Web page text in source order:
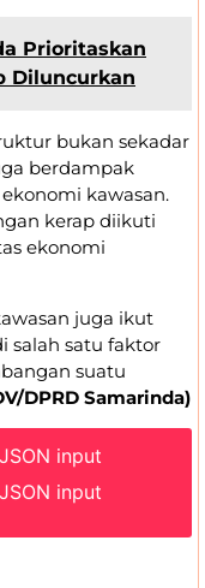
Prioritaskan
Diluncurkan
bukan sekadar
berdampak
kawasan.
kerap diikuti
ekonomi
juga ikut
salah satu faktor
suatu
DPRD Samarinda)
input
input